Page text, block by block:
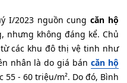
I/2023 nguồn cungcăn hộ
nhưng không đáng kể. Chủ
các khu đô thị vệ tinh như
nhân là do giá báncăn hộ
55 - 60 triệu/m². Do đó, Bình